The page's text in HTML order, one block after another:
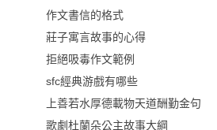
作文書信的格式
莊子寓言故事的心得
拒絕吸毒作文範例
sfc經典游戲有哪些
上善若水厚德載物天道酬勤金句
歌劇杜蘭朵公主故事大綱